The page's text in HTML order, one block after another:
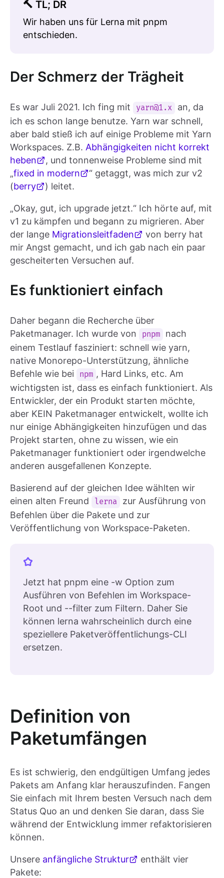
🔨 TL; DR
Wir haben uns für Lerna mit pnpm
entschieden.
Der Schmerz der Trägheit
Es war Juli 2021. Ich fing mit yarn@1.x
an, da
ich es schon lange benutze. Yarn war schnell,
aber bald stieß ich auf einige Probleme mit Yarn
Workspaces. Z.B. Abhängigkeiten nicht korrekt
heben
, und tonnenweise Probleme sind mit
„fixed in modern
“ getaggt, was mich zur v2
(berry ) leitet.
„Okay, gut, ich upgrade jetzt.“ Ich hörte auf, mit
v1 zu kämpfen und begann zu migrieren. Aber
der lange Migrationsleitfaden
von berry hat
mir Angst gemacht, und ich gab nach ein paar
gescheiterten Versuchen auf.
Es funktioniert einfach
Daher begann die Recherche über
Paketmanager. Ich wurde von
pnpm
nach
einem Testlauf fasziniert: schnell wie yarn,
native Monorepo-Unterstützung, ähnliche
Befehle wie bei
npm , Hard Links, etc. Am
wichtigsten ist, dass es einfach funktioniert. Als
Entwickler, der ein Produkt starten möchte,
aber KEIN Paketmanager entwickelt, wollte ich
nur einige Abhängigkeiten hinzufügen und das
Projekt starten, ohne zu wissen, wie ein
Paketmanager funktioniert oder irgendwelche
anderen ausgefallenen Konzepte.
Basierend auf der gleichen Idee wählten wir
einen alten Freund
lerna
zur Ausführung von
Befehlen über die Pakete und zur
Veröffentlichung von Workspace-Paketen.
Jetzt hat pnpm eine -w Option zum
Ausführen von Befehlen im Workspace-
Root und --filter zum Filtern. Daher Sie
können lerna wahrscheinlich durch eine
speziellere Paketveröffentlichungs-CLI
ersetzen.
Definition von
Paketumfängen
Es ist schwierig, den endgültigen Umfang jedes
Pakets am Anfang klar herauszufinden. Fangen
Sie einfach mit Ihrem besten Versuch nach dem
Status Quo an und denken Sie daran, dass Sie
während der Entwicklung immer refaktorisieren
können.
Unsere anfängliche Struktur
enthält vier
Pakete: